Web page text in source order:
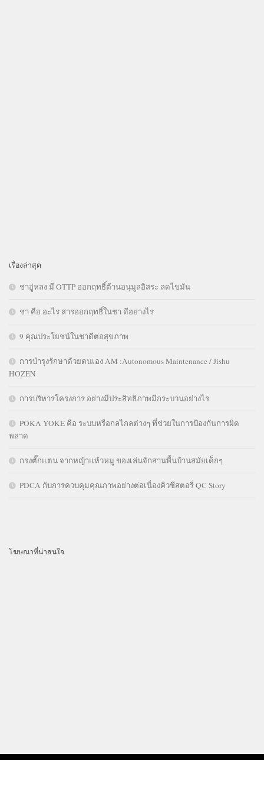
เรื่องล่าสุด
ชาอู่หลง มี OTTP ออกฤทธิ์ต้านอนุมูลอิสระ ลดไขมัน
ชา คือ อะไร สารออกฤทธิ์ในชา ดีอย่างไร
9 คุณประโยชน์ในชาดีต่อสุขภาพ
การบำรุงรักษาด้วยตนเอง AM :Autonomous Maintenance / Jishu
HOZEN
การบริหารโครงการ อย่างมีประสิทธิภาพมีกระบวนอย่างไร
POKA YOKE คือ ระบบหรือกลไกลต่างๆ ที่ช่วยในการป้องกันการผิด
พลาด
กรงตั๊กแตน จากหญ้าแห้วหมู ของเล่นจักสานพื้นบ้านสมัยเด็กๆ
PDCA กับการควบคุมคุณภาพอย่างต่อเนื่องคิวซีสตอรี่ QC Story
โฆษณาที่น่าสนใจ